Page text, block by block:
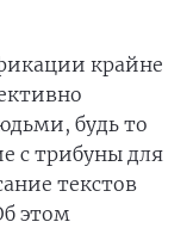
крайне
будь то
с трибуны для
текстов
этом